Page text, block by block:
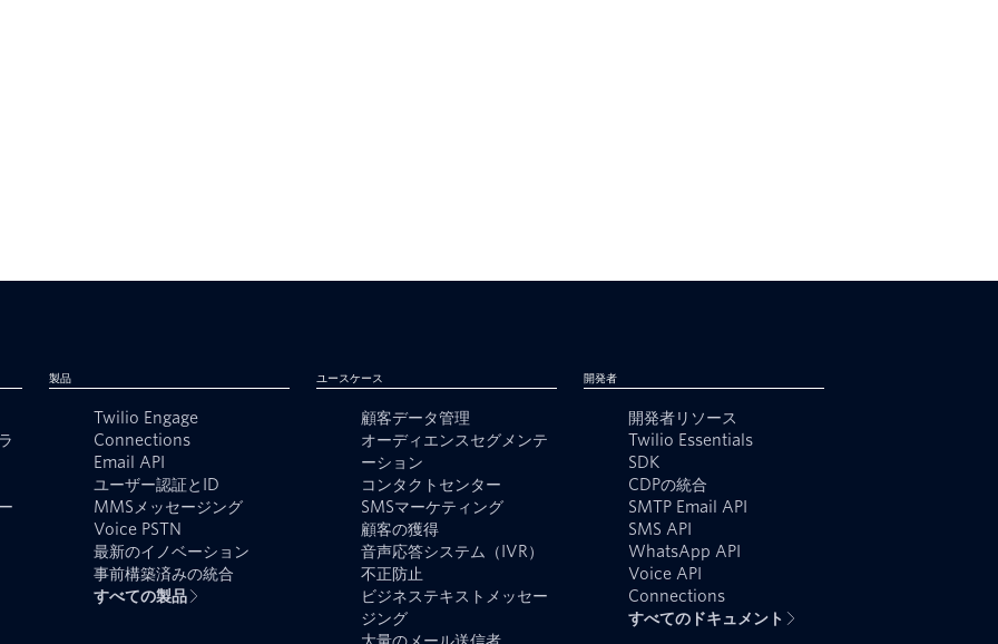
製品
Twilio Engage
Connections
Email API
ユーザー認証とID
MMSメッセージング
Voice PSTN
最新のイノベーション
事前構築済みの統合
すべての製品
ユースケース
顧客データ管理
オーディエンスセグメンテ
ーション
コンタクトセンター
SMSマーケティング
顧客の獲得
音声応答システム（IVR）
不正防止
ビジネステキストメッセー
ジング
開発者
開発者リソース
Twilio Essentials
SDK
CDPの統合
SMTP Email API
SMS API
WhatsApp API
Voice API
Connections
すべてのドキュメント